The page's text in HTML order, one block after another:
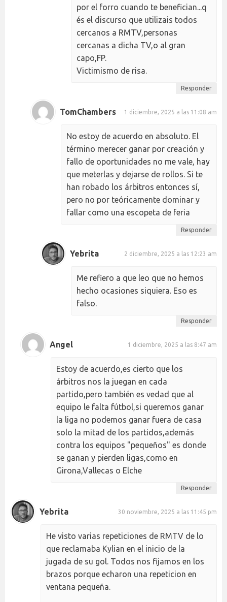
por el forro cuando te benefician...q
és el discurso que utilizais todos
cercanos a RMTV,personas
cercanas a dicha TV,o al gran
capo,FP.
Victimismo de risa.
Responder
TomChambers 1 diciembre, 2025 a las 11:08 am
No estoy de acuerdo en absoluto. El
término merecer ganar por creación y
fallo de oportunidades no me vale, hay
que meterlas y dejarse de rollos. Si te
han robado los árbitros entonces sí,
pero no por teóricamente dominar y
fallar como una escopeta de feria
Responder
Yebrita 2 diciembre, 2025 a las 12:23 am
Me refiero a que leo que no hemos
hecho ocasiones siquiera. Eso es
falso.
Responder
Angel 1 diciembre, 2025 a las 8:47 am
Estoy de acuerdo,es cierto que los
árbitros nos la juegan en cada
partido,pero también es vedad que al
equipo le falta fútbol,si queremos ganar
la liga no podemos ganar fuera de casa
solo la mitad de los partidos,además
contra los equipos "pequeños" es donde
se ganan y pierden ligas,como en
Girona,Vallecas o Elche
Responder
Yebrita 30 noviembre, 2025 a las 11:45 pm
He visto varias repeticiones de RMTV de lo
que reclamaba Kylian en el inicio de la
jugada de su gol. Todos nos fijamos en los
brazos porque echaron una repeticion en
ventana pequeña.